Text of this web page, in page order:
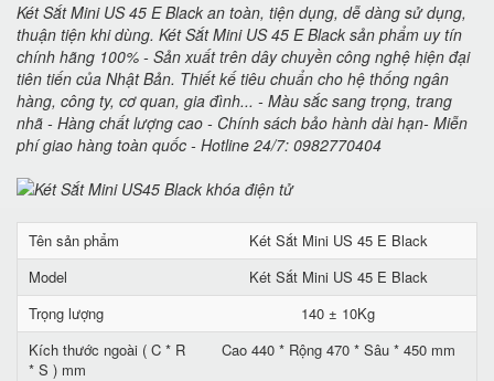
Két Sắt Mini US 45 E Black an toàn, tiện dụng, dễ dàng sử dụng,
thuận tiện khi dùng. Két Sắt Mini US 45 E Black sản phẩm uy tín
chính hãng 100% - Sản xuất trên dây chuyền công nghệ hiện đại
tiên tiến của Nhật Bản. Thiết kế tiêu chuẩn cho hệ thống ngân
hàng, công ty, cơ quan, gia đình... - Màu sắc sang trọng, trang
nhã - Hàng chất lượng cao - Chính sách bảo hành dài hạn- Miễn
phí giao hàng toàn quốc - Hotline 24/7: 0982770404
Tên sản phẩm
Két Sắt Mini US 45 E Black
Model
Két Sắt Mini US 45 E Black
Trọng lượng
140 ± 10Kg
Kích thước ngoài ( C * R
* S ) mm
Cao 440 * Rộng 470 * Sâu * 450 mm